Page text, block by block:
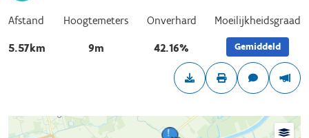
Afstand
5.57km
Hoogtemeters
9m
Onverhard
42.16%
Moeilijkheidsgraad
Gemiddeld